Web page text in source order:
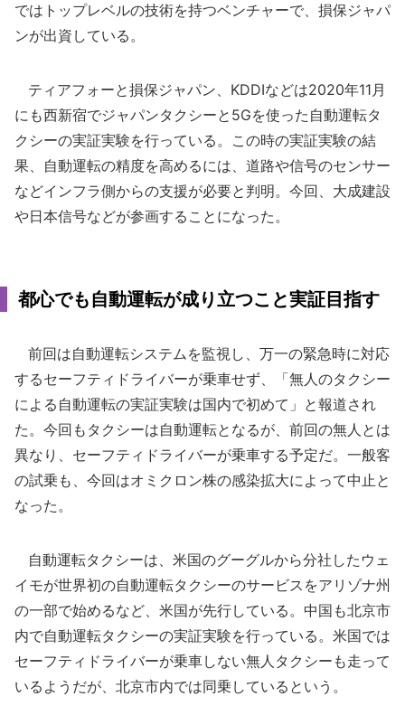
ではトップレベルの技術を持つベンチャーで、損保ジャパ
ンが出資している。
ティアフォーと損保ジャパン、KDDIなどは2020年11月
にも西新宿でジャパンタクシーと5Gを使った自動運転タ
クシーの実証実験を行っている。この時の実証実験の結
果、自動運転の精度を高めるには、道路や信号のセンサー
などインフラ側からの支援が必要と判明。今回、大成建設
や日本信号などが参画することになった。
都心でも自動運転が成り立つこと実証目指す
前回は自動運転システムを監視し、万一の緊急時に対応
するセーフティドライバーが乗車せず、「無人のタクシー
による自動運転の実証実験は国内で初めて」と報道され
た。今回もタクシーは自動運転となるが、前回の無人とは
異なり、セーフティドライバーが乗車する予定だ。一般客
の試乗も、今回はオミクロン株の感染拡大によって中止と
なった。
自動運転タクシーは、米国のグーグルから分社したウェ
イモが世界初の自動運転タクシーのサービスをアリゾナ州
の一部で始めるなど、米国が先行している。中国も北京市
内で自動運転タクシーの実証実験を行っている。米国では
セーフティドライバーが乗車しない無人タクシーも走って
いるようだが、北京市内では同乗しているという。